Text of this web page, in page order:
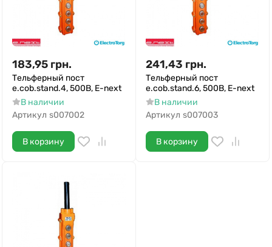
183,95 грн.
Тельферный пост
e.cob.stand.4, 500В, E-next
В наличии
Артикул s007002
В корзину
241,43 грн.
Тельферный пост
e.cob.stand.6, 500В, E-next
В наличии
Артикул s007003
В корзину